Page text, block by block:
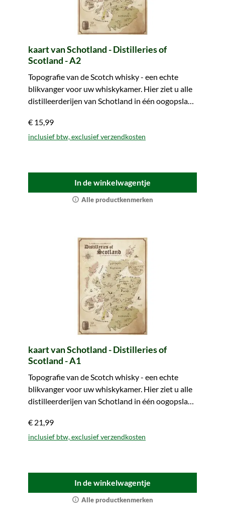
kaart van Schotland - Distilleries of
Scotland - A2
Topografie van de Scotch whisky - een echte
blikvanger voor uw whiskykamer. Hier ziet u alle
distilleerderijen van Schotland in één oogopslag.
€ 15,99
inclusief btw, exclusief verzendkosten
In de winkelwagentje
Alle productkenmerken
kaart van Schotland - Distilleries of
Scotland - A1
Topografie van de Scotch whisky - een echte
blikvanger voor uw whiskykamer. Hier ziet u alle
distilleerderijen van Schotland in één oogopslag.
€ 21,99
inclusief btw, exclusief verzendkosten
In de winkelwagentje
Alle productkenmerken